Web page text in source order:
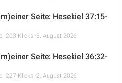
Seite: Hesekiel 37:15-
203 Klicks 3. August 2026
Seite: Hesekiel 36:32-
227 Klicks 2. August 2026